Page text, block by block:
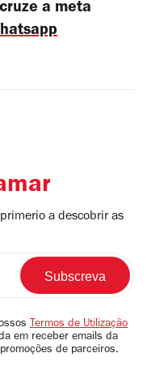
a meta
a descobrir as
Termos de Utilização
em receber emails da
de parceiros.